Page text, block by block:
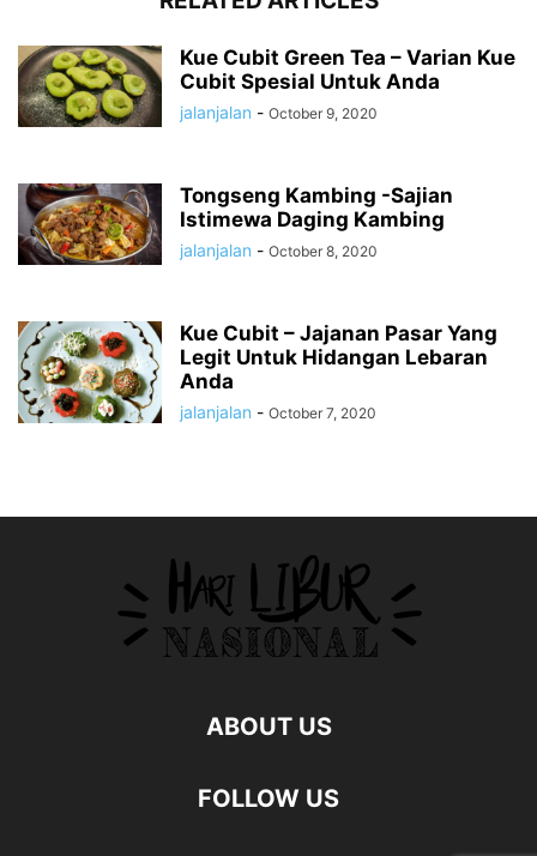
Kue Cubit Green Tea – Varian Kue
Cubit Spesial Untuk Anda
jalanjalan - October 9, 2020
Tongseng Kambing -Sajian
Istimewa Daging Kambing
jalanjalan - October 8, 2020
Kue Cubit – Jajanan Pasar Yang
Legit Untuk Hidangan Lebaran
Anda
jalanjalan - October 7, 2020
ABOUT US
FOLLOW US